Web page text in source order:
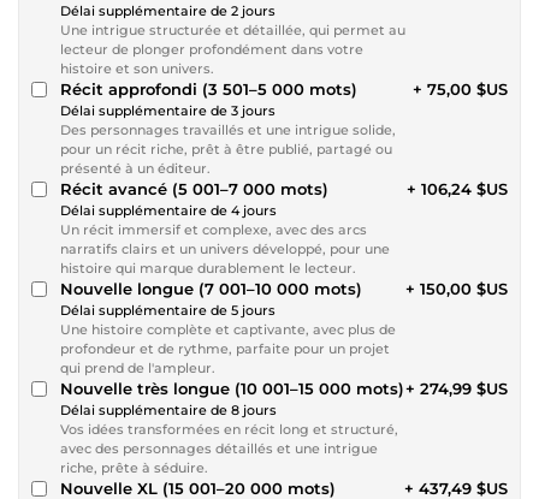
Délai supplémentaire de 2 jours
Une intrigue structurée et détaillée, qui permet au
lecteur de plonger profondément dans votre
histoire et son univers.
Récit approfondi (3 501–5 000 mots)
Délai supplémentaire de 3 jours
Des personnages travaillés et une intrigue solide,
pour un récit riche, prêt à être publié, partagé ou
présenté à un éditeur.
+ 75,00 $US
Récit avancé (5 001–7 000 mots)
Délai supplémentaire de 4 jours
Un récit immersif et complexe, avec des arcs
narratifs clairs et un univers développé, pour une
histoire qui marque durablement le lecteur.
+ 106,24 $US
Nouvelle longue (7 001–10 000 mots)
Délai supplémentaire de 5 jours
Une histoire complète et captivante, avec plus de
profondeur et de rythme, parfaite pour un projet
qui prend de l'ampleur.
+ 150,00 $US
Nouvelle très longue (10 001–15 000 mots)
Délai supplémentaire de 8 jours
Vos idées transformées en récit long et structuré,
avec des personnages détaillés et une intrigue
riche, prête à séduire.
+ 274,99 $US
Nouvelle XL (15 001–20 000 mots) + 437,49 $US